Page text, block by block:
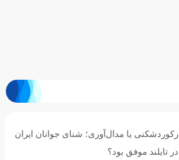
اربعین؛ تجلی ماندگاری راه حق و آزادگی